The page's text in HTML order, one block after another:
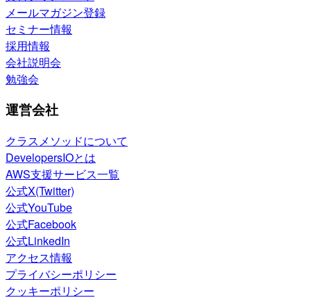
メールマガジン登録
セミナー情報
採用情報
会社説明会
勉強会
運営会社
クラスメソッドについて
DevelopersIOとは
AWS支援サービス一覧
公式X(Twitter)
公式YouTube
公式Facebook
公式LinkedIn
アクセス情報
プライバシーポリシー
クッキーポリシー